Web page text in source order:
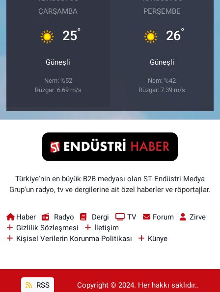
ÇARŞAMBA
25°
Güneşli
Nem: %52
Rüzgar: 6.69 m/s
PERŞEMBE
26°
Güneşli
Nem: %42
Rüzgar: 7.39 m/s
Türkiye'nin en büyük B2B medyası olan ST Endüstri Medya
Grup'un radyo, tv ve dergilerine ait özel haberler ve röportajlar.
Haber Radyo Dergi TV Forum
Zirve
Gizlilik Sözleşmesi
İletişim
Kişisel Verilerin Korunma Politikası
Künye
RSS Copyright © 2024. Her hakkı saklıdır..